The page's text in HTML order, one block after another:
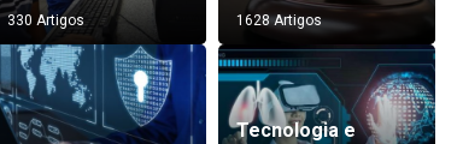
330 Artigos 1628 Artigos
Tecnologia e